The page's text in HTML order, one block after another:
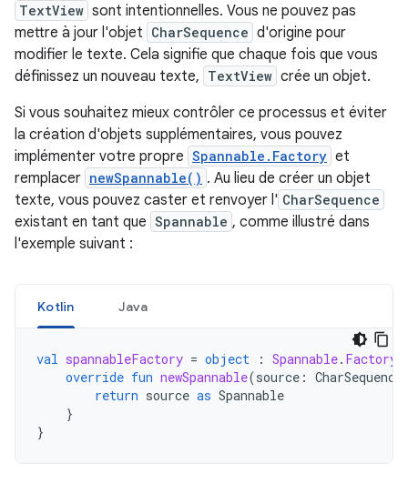
TextView sont intentionnelles. Vous ne pouvez pas
mettre à jour l'objet CharSequence d'origine pour
modifier le texte. Cela signifie que chaque fois que vous
définissez un nouveau texte, TextView crée un objet.
Si vous souhaitez mieux contrôler ce processus et éviter
la création d'objets supplémentaires, vous pouvez
implémenter votre propre Spannable.Factory et
remplacer newSpannable() . Au lieu de créer un objet
texte, vous pouvez caster et renvoyer l' CharSequence
existant en tant que Spannable , comme illustré dans
l'exemple suivant :
Kotlin Java
val spannableFactory = object : Spannable. Factory
override fun newSpannable(source :
return source as Spannable
}
}